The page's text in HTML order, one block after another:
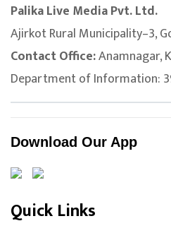
Palika Live Media Pvt. Ltd.
Ajirkot Rural Municipality–3,
Contact Office:Anamnagar,
Department of Information:
Download Our App
Quick Links